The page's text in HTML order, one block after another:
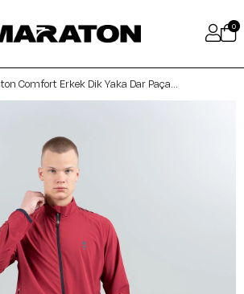
0
Maraton Comfort Erkek Dik Yaka Dar Paça Koyu Kırmızı Eşofman Takımı